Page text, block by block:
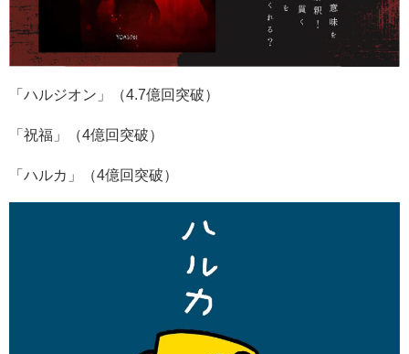
「ハルジオン」（4.7億回突破）
「祝福」（4億回突破）
「ハルカ」（4億回突破）